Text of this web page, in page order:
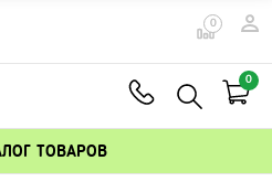
0
0
ТОВАРОВ